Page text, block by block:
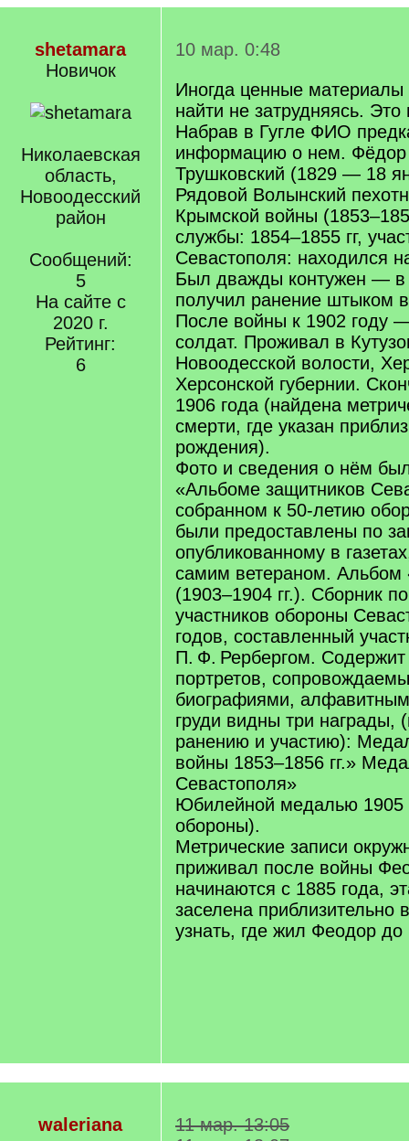
shetamara
Новичок
Николаевская
область,
Новоодесский
район
Сообщений:
5
На сайте с
2020 г.
Рейтинг:
6
10 мар. 0:48
Иногда ценные
найти не затрудняясь. Это
Набрав в Гугле ФИО
информацию о нем.
Трушковский (1829 — 18
Рядовой Волынский
Крымской войны
службы: 1854–1855 гг,
Севастополя: находился
Был дважды контужен — в
получил ранение штыком
После войны к 1902 году
солдат. Проживал в
Новоодесской волости,
Херсонской губернии.
1906 года (найдена
смерти, где указан
рождения).
Фото и сведения о нём
«Альбоме защитников
собранном к 50-летию
были предоставлены по
опубликованному в
самим ветераном. Альбом
(1903–1904 гг.). Сборник
участников обороны
годов, составленный
П. Ф. Рербергом.
портретов,
биографиями,
груди видны три награды,
ранению и участию):
войны 1853–1856 гг.»
Севастополя»
Юбилейной медалью 1905
обороны).
Метрические записи
приживал после войны
начинаются с 1885 года,
заселена приблизительно
узнать, где жил Феодор
waleriana
11 мар. 13:05